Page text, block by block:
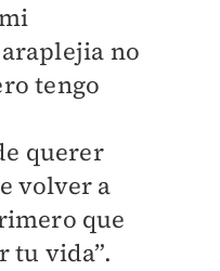
no
tengo
querer
volver a
que
tu vida”.